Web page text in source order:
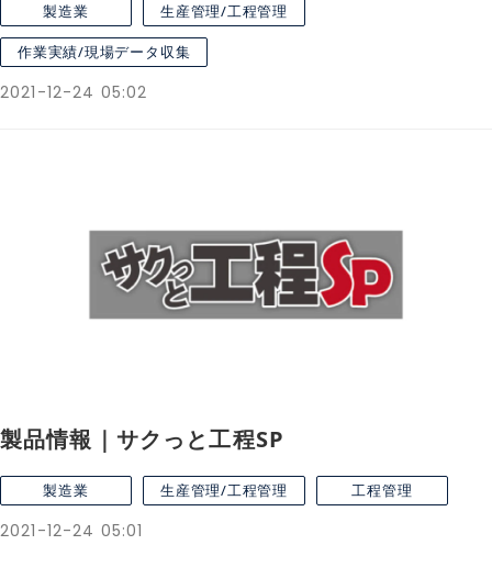
製造業 生産管理/工程管理
作業実績/現場データ収集
2021-12-24 05:02
製品情報｜サクっと工程SP
製造業 生産管理/工程管理 工程管理
2021-12-24 05:01